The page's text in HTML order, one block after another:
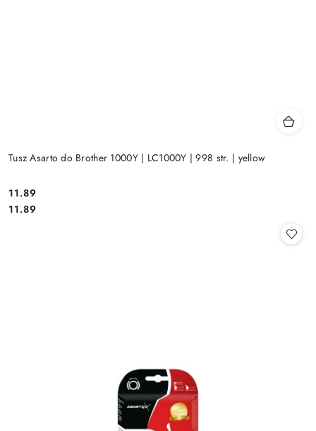
Tusz Asarto do Brother 1000Y | LC1000Y | 998 str. | yellow
Cena:
11.89
Cena:
11.89